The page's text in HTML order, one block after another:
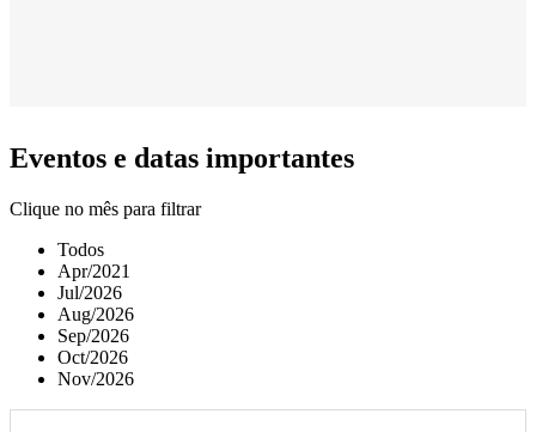
Eventos e datas importantes
Clique no mês para filtrar
Todos
Apr/2021
Jul/2026
Aug/2026
Sep/2026
Oct/2026
Nov/2026